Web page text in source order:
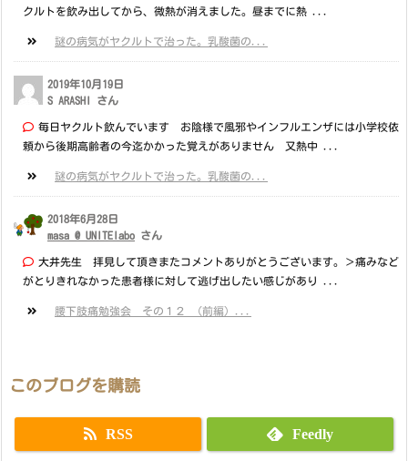
クルトを飲み出してから、微熱が消えました。昼までに熱 ...
謎の病気がヤクルトで治った。乳酸菌の...
2019年10月19日
S ARASHI さん
毎日ヤクルト飲んでいます お陰様で風邪やインフルエンザには小学校依
頼から後期高齢者の今迄かかった覚えがありません 又熱中 ...
謎の病気がヤクルトで治った。乳酸菌の...
2018年6月28日
masa @ UNITElabo さん
大井先生 拝見して頂きまたコメントありがとうございます。＞痛みなど
がとりきれなかった患者様に対して逃げ出したい感じがあり ...
腰下肢痛勉強会 その１２ （前編）...
このブログを購読
RSS Feedly